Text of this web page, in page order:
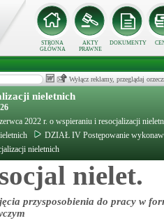
STRONA
GŁÓWNA
AKTY
PRAWNE
DOKUMENTY
Wyłącz reklamy, przeglądaj
nieletnich
2022 r. o wspieraniu i resocjalizacji
DZIAŁ IV Postępowanie
nieletnich
nielet.
przysposobienia do pracy w